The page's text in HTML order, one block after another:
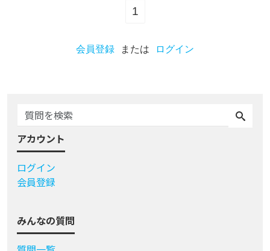
1
会員登録 または ログイン
アカウント
ログイン
会員登録
みんなの質問